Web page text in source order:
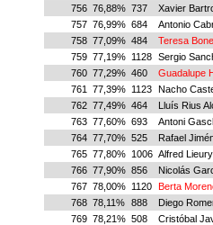
756 76,88% 737 Xavier
757 76,99% 684 Antonio
758 77,09% 484 Teresa
759 77,19% 1128 Sergio
760 77,29% 460 Guadalupe
761
77,39% 1123 Nacho
762 77,49% 464 Lluís Rius
763 77,60% 693 Antoni
764 77,70% 525 Rafael
765 77,80% 1006 Alfred
766 77,90% 856 Nicolás
767 78,00% 1120 Berta
768 78,11% 888 Diego
769 78,21% 508 Cristóbal